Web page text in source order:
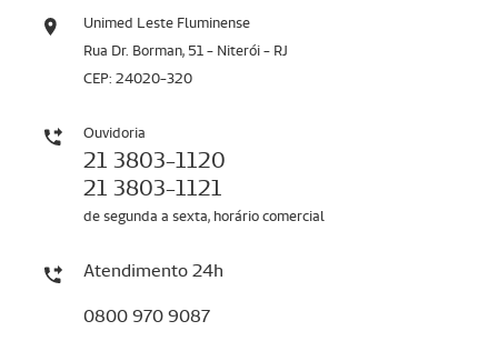
Unimed Leste Fluminense
Rua Dr. Borman, 51 - Niterói - RJ
CEP: 24020-320
Ouvidoria
21 3803-1120
21 3803-1121
de segunda a sexta, horário comercial
Atendimento 24h
0800 970 9087